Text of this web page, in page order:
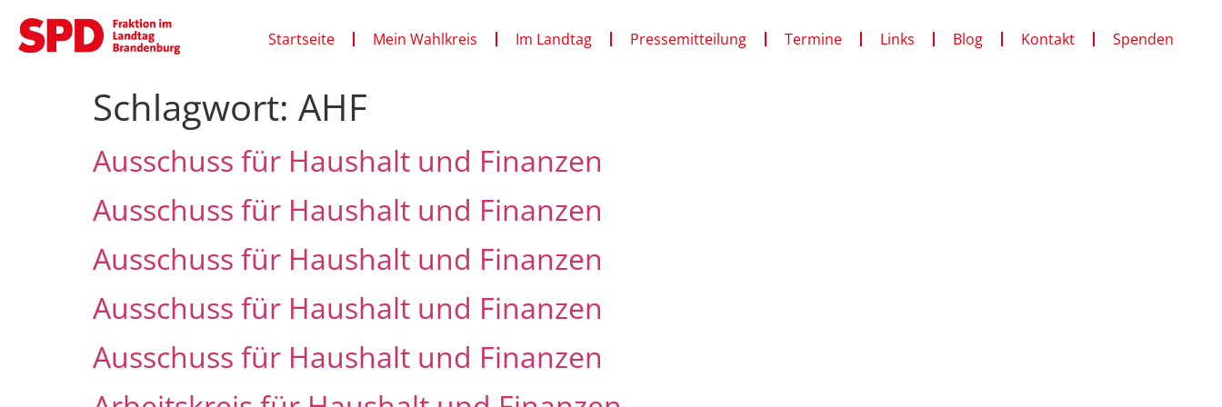
Startseite Mein Wahlkreis Im Landtag Pressemitteilung Termine Links Blog Kontakt Spenden
Schlagwort: AHF
Ausschuss für Haushalt und Finanzen
Ausschuss für Haushalt und Finanzen
Ausschuss für Haushalt und Finanzen
Ausschuss für Haushalt und Finanzen
Ausschuss für Haushalt und Finanzen